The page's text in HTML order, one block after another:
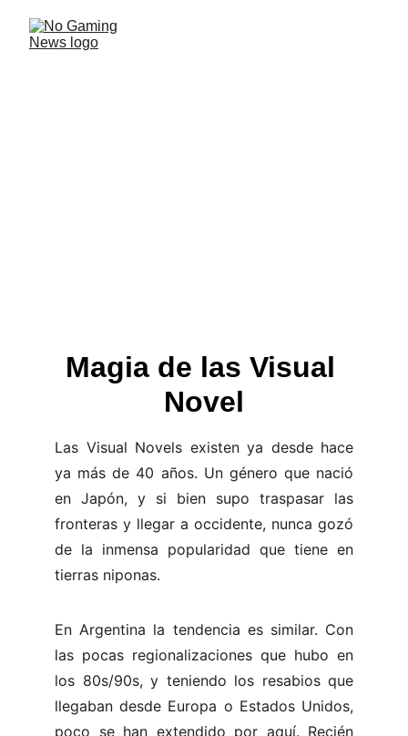
Magia de las Visual
Novel
Las Visual Novels existen ya desde hace
ya más de 40 años. Un género que nació
en Japón, y si bien supo traspasar las
fronteras y llegar a occidente, nunca gozó
de la inmensa popularidad que tiene en
tierras niponas.
En Argentina la tendencia es similar. Con
las pocas regionalizaciones que hubo en
los 80s/90s, y teniendo los resabios que
llegaban desde Europa o Estados Unidos,
poco se han extendido por aquí. Recién